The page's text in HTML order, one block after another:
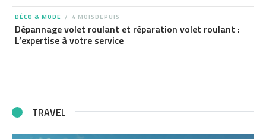
DÉCO & MODE 4 MOISDEPUIS
Dépannage volet roulant et réparation volet roulant :
L’expertise à votre service
TRAVEL